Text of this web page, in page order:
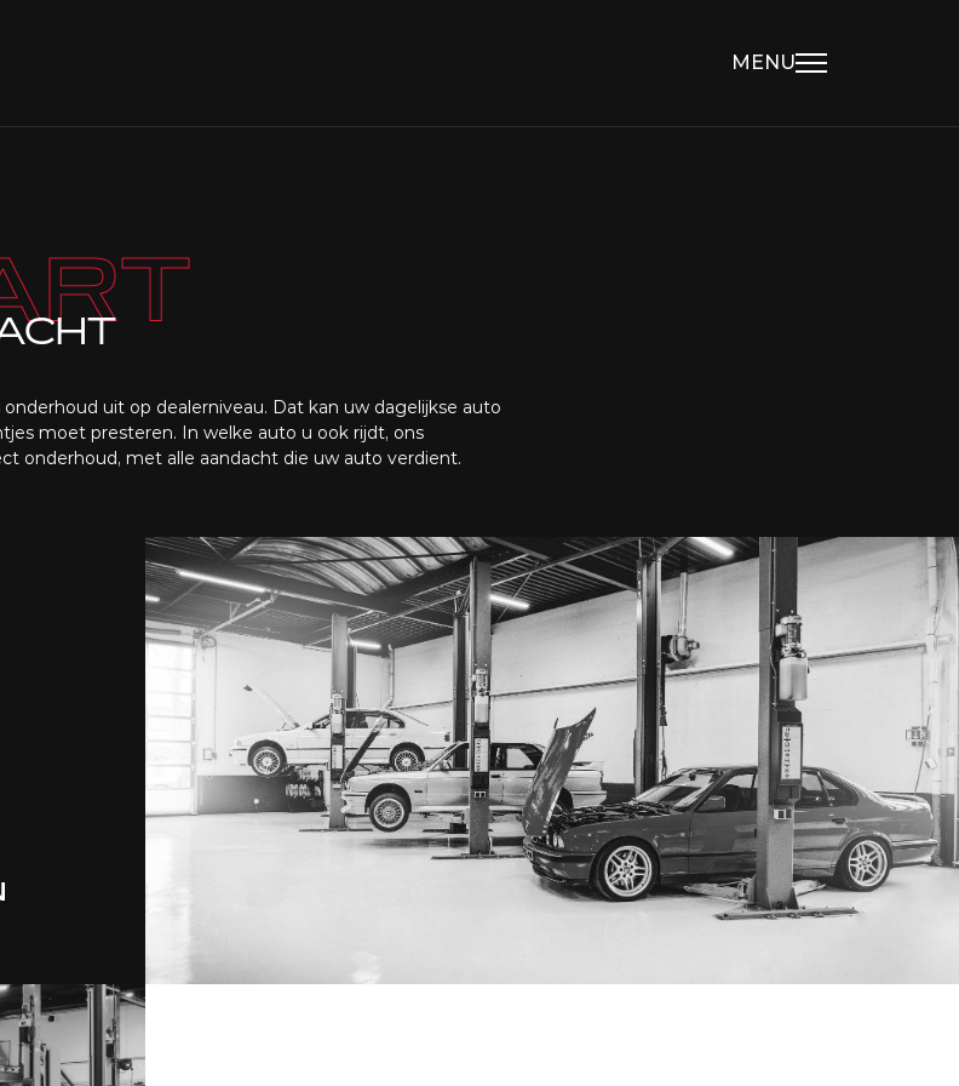
MENU
uit op dealerniveau. Dat kan uw dagelijkse auto
moet presteren. In welke auto u ook rijdt, ons
onderhoud, met alle aandacht die uw auto verdient.